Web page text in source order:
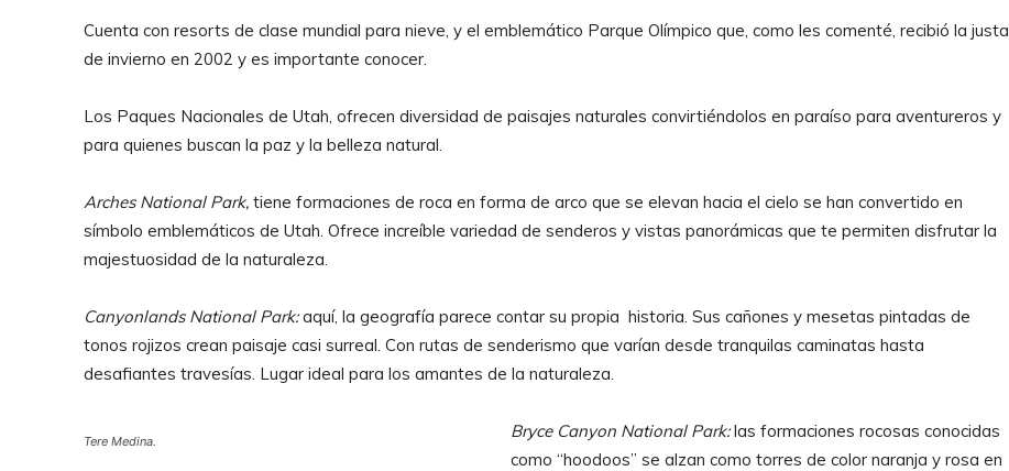
Cuenta con resorts de clase mundial para nieve, y el emblemático Parque Olímpico que, como les comenté, recibió la justa
de invierno en 2002 y es importante conocer.
Los Paques Nacionales de Utah, ofrecen diversidad de paisajes naturales convirtiéndolos en paraíso para aventureros y
para quienes buscan la paz y la belleza natural.
Arches National Park, tiene formaciones de roca en forma de arco que se elevan hacia el cielo se han convertido en
símbolo emblemáticos de Utah. Ofrece increíble variedad de senderos y vistas panorámicas que te permiten disfrutar la
majestuosidad de la naturaleza.
Canyonlands National Park:aquí, la geografía parece contar su propia historia. Sus cañones y mesetas pintadas de
tonos rojizos crean paisaje casi surreal. Con rutas de senderismo que varían desde tranquilas caminatas hasta
desafiantes travesías. Lugar ideal para los amantes de la naturaleza.
Tere Medina. Bryce Canyon National Park:las formaciones rocosas conocidas
como “hoodoos” se alzan como torres de color naranja y rosa en